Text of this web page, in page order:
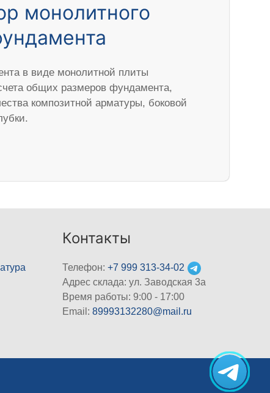
монолитного
в виде монолитной плиты
общих размеров фундамента,
композитной арматуры, боковой
Контакты
Телефон:+7 999 313-34-02
Адрес склада: ул. Заводская 3а
Время работы: 9:00 - 17:00
Email:89993132280@mail.ru